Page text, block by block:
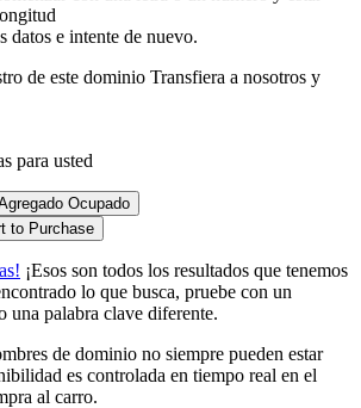
datos e intente de nuevo.
de este dominio Transfiera a nosotros y
para usted
Ocupado
to Purchase
¡Esos son todos los resultados que tenemos
lo que busca, pruebe con un
una palabra clave diferente.
de dominio no siempre pueden estar
es controlada en tiempo real en el
al carro.